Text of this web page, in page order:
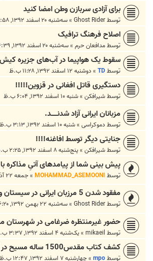
برای آزادی سربازن وطن امضا کنید
توسطGhost Rider
»سه‌شنبه ۲۰ اسفند ۱۳۹۲, ۱۰:۵۸ ق.ظ
اصلاح فرهنگ ترافیک
توسطمدافعان حرم »سه‌شنبه ۲۰ اسفند ۱۳۹۲, ۶:۳۹ ق.ظ
سقوط یک هواپیما در آب‌های جزیره کیش
توسطTD
» دوشنبه ۱۲ اسفند ۱۳۹۲, ۱۱:۲۸ ب.ظ
دستگیری قاتل افغانی در قزوین!!!!!
توسطشیرافکن »شنبه ۱۰ اسفند ۱۳۹۲, ۶:۰۴ ب.ظ
مزبانان ایرانی آزاد شدنــــــد.
توسط دموکراسی »شنبه ۱۰ اسفند ۱۳۹۲, ۳:۱۳ ب.ظ
جنایتی دیگر توسط افاغنه!!!!
توسطشیرافکن »پنج‌شنبه ۸ اسفند ۱۳۹۲, ۲:۲۵ ب.ظ
پیش بینی شما از پیامدهای آتیِ مذاکره با 5+2
توسط MOHAMMAD_ASEMOONI
»جمعه ۲۲ آذر ۱۳۹۲, ۳:۵۴ ب.ظ
مفقود شدن 5 مرزبان ایرانی در سیستان و بلوچستان
توسطGhost Rider
»سه‌شنبه ۲۲ بهمن ۱۳۹۲, ۶:۲۰ ب.ظ
حضور غیر‌منتظره ضرغامی در شهرستان
توسط mikaeil
»یک‌شنبه ۴ اسفند ۱۳۹۲, ۳:۳۷ ب.ظ
کشف کتاب مقدس1500 ساله مسیح در آنکارا، واتیکان را شوکه کرد
توسطmpo
»چهارشنبه ۷ اسفند ۱۳۹۲, ۱۲:۴۷ ب.ظ